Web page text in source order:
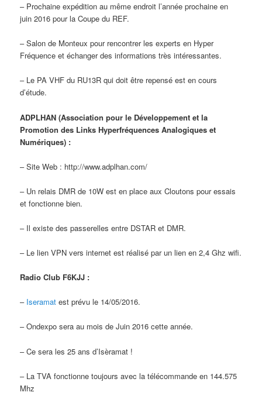
– Prochaine expédition au même endroit l’année prochaine en
juin 2016 pour la Coupe du REF.
– Salon de Monteux pour rencontrer les experts en Hyper
Fréquence et échanger des informations très intéressantes.
– Le PA VHF du RU13R qui doit être repensé est en cours
d’étude.
ADPLHAN (Association pour le Développement et la
Promotion des Links Hyperfréquences Analogiques et
Numériques) :
– Site Web : http://www.adplhan.com/
– Un relais DMR de 10W est en place aux Cloutons pour essais
et fonctionne bien.
– Il existe des passerelles entre DSTAR et DMR.
– Le lien VPN vers internet est réalisé par un lien en 2,4 Ghz wifi.
Radio Club F6KJJ :
– Iseramatest prévu le 14/05/2016.
– Ondexpo sera au mois de Juin 2016 cette année.
– Ce sera les 25 ans d’Isèramat !
– La TVA fonctionne toujours avec la télécommande en 144.575
Mhz